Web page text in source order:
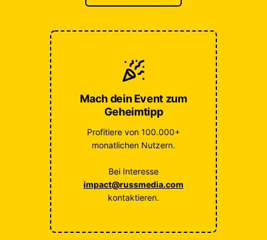
Mach dein Event zum
Geheimtipp
Profitiere von 100.000+
monatlichen Nutzern.
Bei Interesse
impact@russmedia.com
kontaktieren.